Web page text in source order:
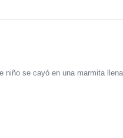
niño se cayó en una marmita llena